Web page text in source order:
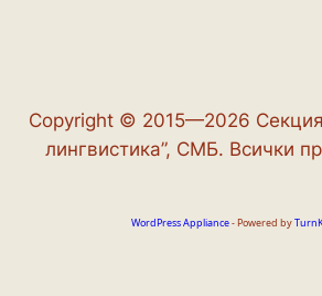
Copyright © 2015—2026
лингвистика”, СМБ. Всички
WordPress Appliance- Powered by